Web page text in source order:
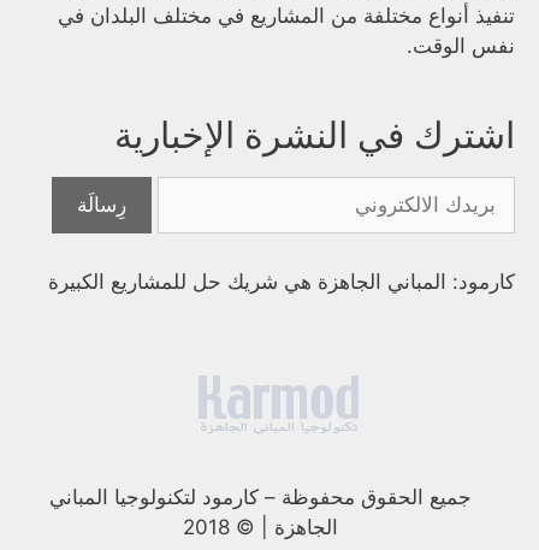
تنفيذ أنواع مختلفة من المشاريع في مختلف البلدان في
نفس الوقت.
اشترك في النشرة الإخبارية
كارمود: المباني الجاهزة هي شريك حل للمشاريع الكبيرة
جميع الحقوق محفوظة –كارمود لتكنولوجيا المباني
الجاهزة | © 2018